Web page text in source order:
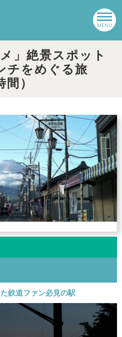
」絶景スポット
チをめぐる旅
）
鉄道ファン必見の駅